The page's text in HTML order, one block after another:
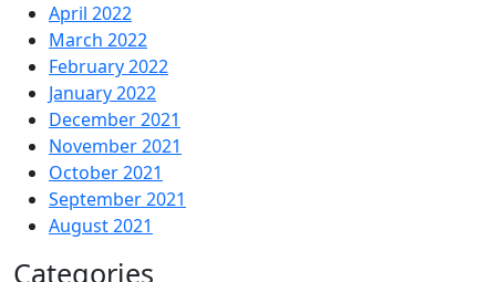
April 2022
March 2022
February 2022
January 2022
December 2021
November 2021
October 2021
September 2021
August 2021
Categories